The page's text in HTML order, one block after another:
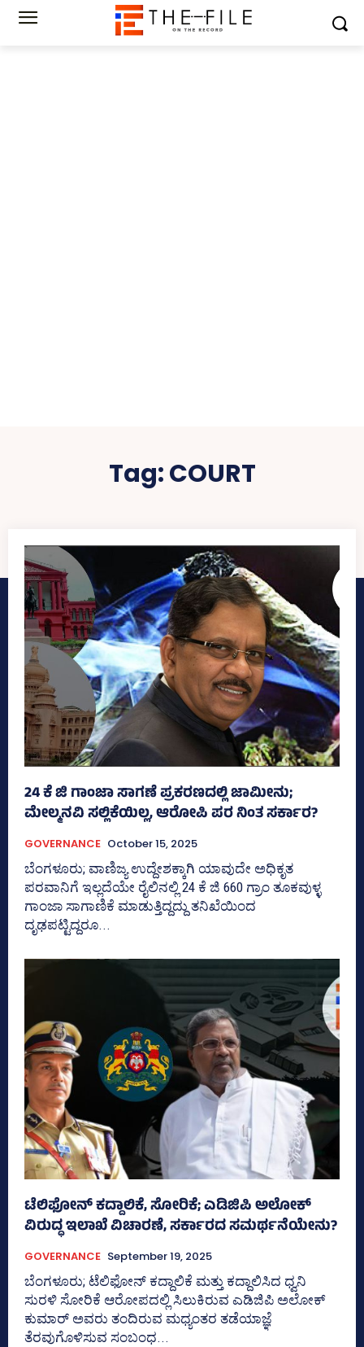
Tag:COURT
24 ಕೆ ಜಿ ಗಾಂಜಾ ಸಾಗಣೆ ಪ್ರಕರಣದಲ್ಲಿ ಜಾಮೀನು;
ಮೇಲ್ಮನವಿ ಸಲ್ಲಿಕೆಯಿಲ್ಲ, ಆರೋಪಿ ಪರ ನಿಂತ ಸರ್ಕಾರ?
GOVERNANCE October 15, 2025
ಬೆಂಗಳೂರು; ವಾಣಿಜ್ಯ ಉದ್ದೇಶಕ್ಕಾಗಿ ಯಾವುದೇ ಅಧಿಕೃತ
ಪರವಾನಿಗೆ ಇಲ್ಲದೆಯೇ ರೈಲಿನಲ್ಲಿ 24 ಕೆ ಜಿ 660 ಗ್ರಾಂ ತೂಕವುಳ್ಳ
ಗಾಂಜಾ ಸಾಗಾಣಿಕೆ ಮಾಡುತ್ತಿದ್ದದ್ದು ತನಿಖೆಯಿಂದ
ದೃಢಪಟ್ಟಿದ್ದರೂ...
ಟೆಲಿಫೋನ್‌ ಕದ್ದಾಲಿಕೆ, ಸೋರಿಕೆ; ಎಡಿಜಿಪಿ ಅಲೋಕ್‌
ವಿರುದ್ಧ ಇಲಾಖೆ ವಿಚಾರಣೆ, ಸರ್ಕಾರದ ಸಮರ್ಥನೆಯೇನು?
GOVERNANCE September 19, 2025
ಬೆಂಗಳೂರು; ಟೆಲಿಫೋನ್‌ ಕದ್ದಾಲಿಕೆ ಮತ್ತು ಕದ್ದಾಲಿಸಿದ ಧ್ವನಿ
ಸುರಳಿ ಸೋರಿಕೆ ಆರೋಪದಲ್ಲಿ ಸಿಲುಕಿರುವ ಎಡಿಜಿಪಿ ಅಲೋಕ್‌
ಕುಮಾರ್ ಅವರು ತಂದಿರುವ ಮಧ್ಯಂತರ ತಡೆಯಾಜ್ಞೆ
ತೆರವುಗೊಳಿಸುವ ಸಂಬಂಧ...